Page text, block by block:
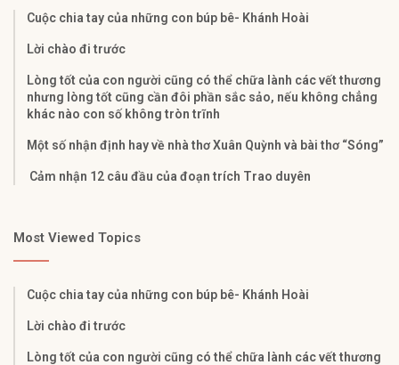
Cuộc chia tay của những con búp bê- Khánh Hoài
Lời chào đi trước
Lòng tốt của con người cũng có thể chữa lành các vết thương
nhưng lòng tốt cũng cần đôi phần sắc sảo, nếu không chẳng
khác nào con số không tròn trĩnh
Một số nhận định hay về nhà thơ Xuân Quỳnh và bài thơ “Sóng”
Cảm nhận 12 câu đầu của đoạn trích Trao duyên
Most Viewed Topics
Cuộc chia tay của những con búp bê- Khánh Hoài
Lời chào đi trước
Lòng tốt của con người cũng có thể chữa lành các vết thương